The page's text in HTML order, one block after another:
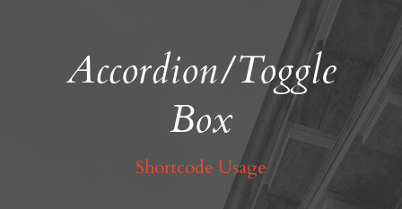
Accordion/Toggle
Box
Shortcode Usage